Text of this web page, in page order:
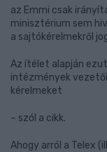
az Emmi csak
minisztérium sem
a sajtókérelmekről
Az ítélet alapján
intézmények
kérelmeket
– szól a cikk.
Ahogy arról a Telex